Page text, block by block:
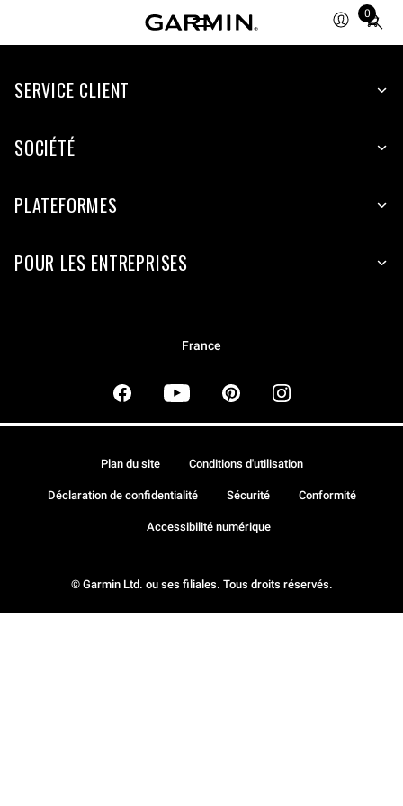
0
Total
items
cart:
SERVICE CLIENT
SOCIÉTÉ
PLATEFORMES
POUR LES ENTREPRISES
France
© Garmin Ltd. ou ses filiales. Tous droits réservés.
Plan du site Conditions d'utilisation
Déclaration de confidentialité Sécurité Conformité
Accessibilité numérique